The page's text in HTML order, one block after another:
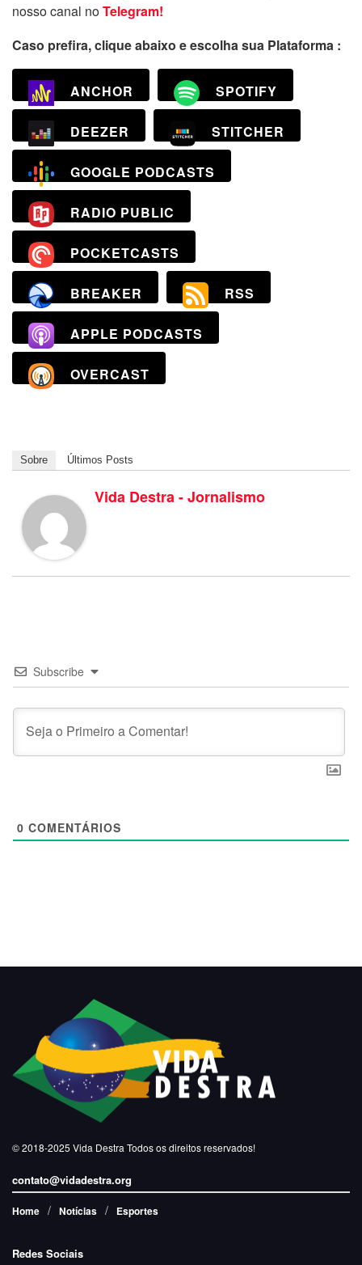
nosso canal noTelegram!
Caso prefira, clique abaixo e escolha sua Plataforma :
ANCHOR SPOTIFY
DEEZER STITCHER
GOOGLE PODCASTS
RADIO PUBLIC
POCKETCASTS
BREAKER RSS
APPLE PODCASTS
OVERCAST
Sobre Últimos Posts
Vida Destra - Jornalismo
Subscribe
0 COMENTÁRIOS
© 2018-2025 Vida Destra Todos os direitos reservados!
contato@vidadestra.org
Home Notícias Esportes
Redes Sociais